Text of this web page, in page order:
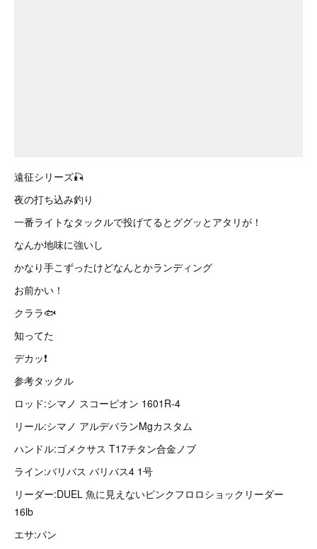
遠征シリーズ🎣
夜の打ち込み釣り
一番ライトなタックルで投げてるとググッとアタリが！
なんか地味に強いし
かなり手こずったけどなんとかランディング
お前かい！
クララ🐟
知ってた
デカッ❗
参考タックル
ロッド:シマノ スコーピオン 1601R-4
リール:シマノ アルデバランMgカスタム
ハンドル:ゴメクサス T17チタン合金ノブ
ライン:バリバス バリバス4 1号
リーダー:DUEL 魚に見えないピンクフロロショックリーダー
16lb
エサ:パン